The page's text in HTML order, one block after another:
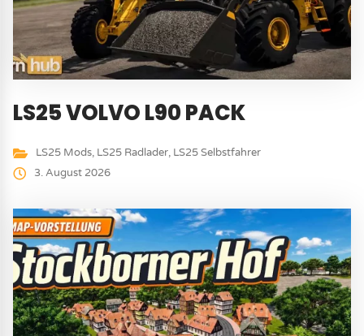
LS25 VOLVO L90 PACK
LS25 Mods, LS25 Radlader, LS25 Selbstfahrer
3. August 2026